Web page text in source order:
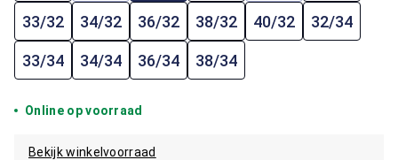
33/32 34/32 36/32 38/32 40/32 32/34
33/34 34/34 36/34 38/34
Online op voorraad
Bekijk winkelvoorraad